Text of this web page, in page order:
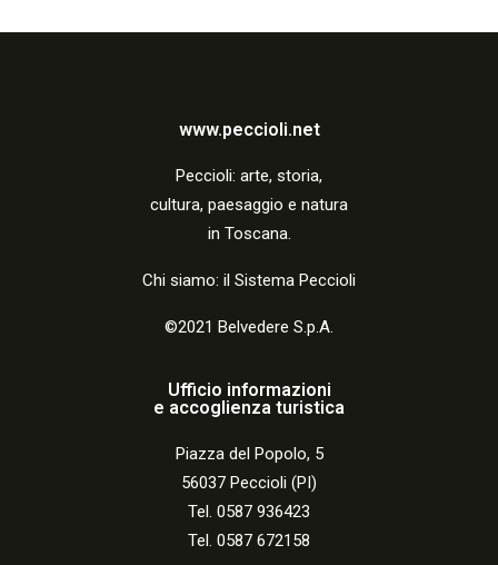
www.peccioli.net
Peccioli: arte, storia,
cultura, paesaggio e natura
in Toscana.
Chi siamo: il Sistema Peccioli
©2021 Belvedere S.p.A.
Ufficio informazioni
e accoglienza turistica
Piazza del Popolo, 5
56037 Peccioli (PI)
Tel. 0587 936423
Tel. 0587 672158